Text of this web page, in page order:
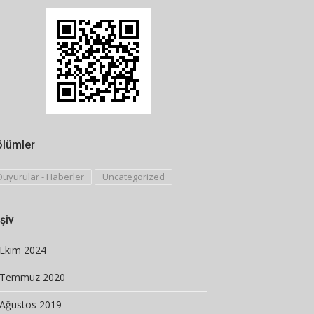
- Haberler Uncategorized
Ekim 2024
Temmuz 2020
Ağustos 2019